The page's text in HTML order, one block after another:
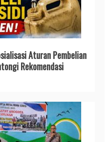
Aturan Pembelian
Rekomendasi